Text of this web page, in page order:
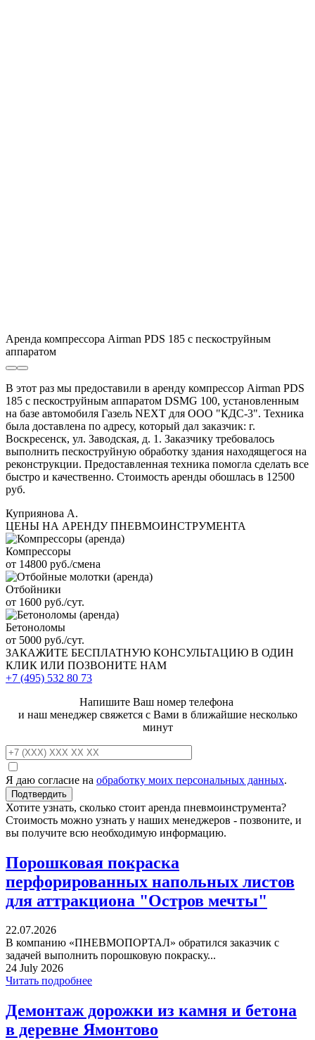
Аренда компрессора Airman PDS 185 с пескоструйным
аппаратом
В этот раз мы предоставили в аренду компрессор Airman PDS
185 с пескоструйным аппаратом DSMG 100, установленным
на базе автомобиля Газель NEXT для ООО "КДС-3". Техника
была доставлена по адресу, который дал заказчик: г.
Воскресенск, ул. Заводская, д. 1. Заказчику требовалось
выполнить пескоструйную обработку здания находящегося на
реконструкции. Предоставленная техника помогла сделать все
быстро и качественно. Стоимость аренды обошлась в 12500
руб.
Куприянова А.
ЦЕНЫ НА АРЕНДУ ПНЕВМОИНСТРУМЕНТА
Компрессоры
от 14800 руб./смена
Отбойники
от 1600 руб./сут.
Бетоноломы
от 5000 руб./сут.
ЗАКАЖИТЕ БЕСПЛАТНУЮ КОНСУЛЬТАЦИЮ В ОДИН
КЛИК ИЛИ ПОЗВОНИТЕ НАМ
+7 (495) 532 80 73
Напишите Ваш номер телефона
и наш менеджер свяжется с Вами в ближайшие несколько
минут
Я даю согласие на обработку моих персональных данных.
Хотите узнать, сколько стоит аренда пневмоинструмента?
Стоимость можно узнать у наших менеджеров - позвоните, и
вы получите всю необходимую информацию.
Порошковая покраска
перфорированных напольных листов
для аттракциона "Остров мечты"
22.07.2026
В компанию «ПНЕВМОПОРТАЛ» обратился заказчик с
задачей выполнить порошковую покраску...
24 July 2026
Читать подробнее
Демонтаж дорожки из камня и бетона
в деревне Ямонтово